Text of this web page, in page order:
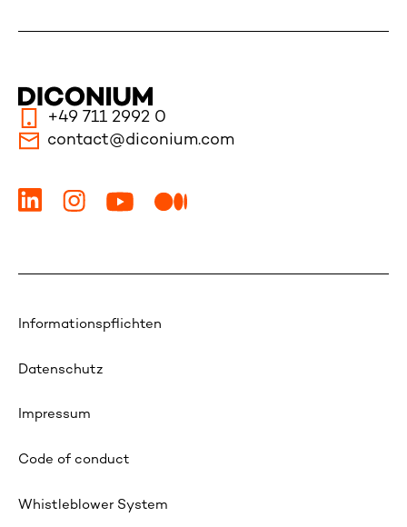
+49 711 2992 0
contact@diconium.com
Informationspflichten
Datenschutz
Impressum
Code of conduct
Whistleblower System